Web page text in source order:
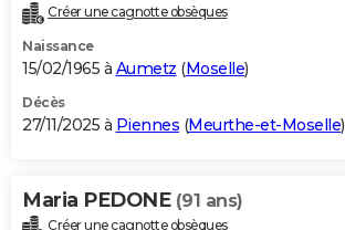
Destinations
City break
Voyage nature
Voyage de noces
Forum
Climat
+PHOTO
GUIDES D'ACHAT
BONS PLANS
Carte de Noël
Carte Bonne année
Carte Saint-Valentin
Carte Pâques
Carte d'anniversaire
DICTIONNAIRE
Créer une cagnotte obsèques
Naissance
15/02/1965 à Aumetz (Moselle)
Décès
27/11/2025 à Piennes (Meurthe-et-Moselle)
Maria PEDONE (91 ans)
Créer une cagnotte obsèques